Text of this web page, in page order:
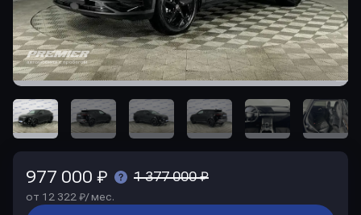
977 000 ₽ 1 377 000 ₽
от 12 322 ₽/ мес.